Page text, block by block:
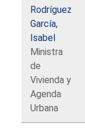
Rodríguez
García,
Isabel
Ministra
de
Vivienda y
Agenda
Urbana